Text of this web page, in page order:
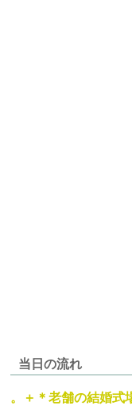
当日の流れ
。＋＊老舗の結婚式